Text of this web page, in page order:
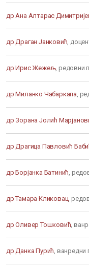
др Ана Алтарас
др Драган Јанковић,
др Ирис Жежељ, редовни
др Миланко Чабаркапа,
др Зорана Јолић
др Драгица Павловић
др Борјанка Батинић,
др Тамара Кликовац,
др Оливер Тошковић,
др Данка Пурић, ванредни